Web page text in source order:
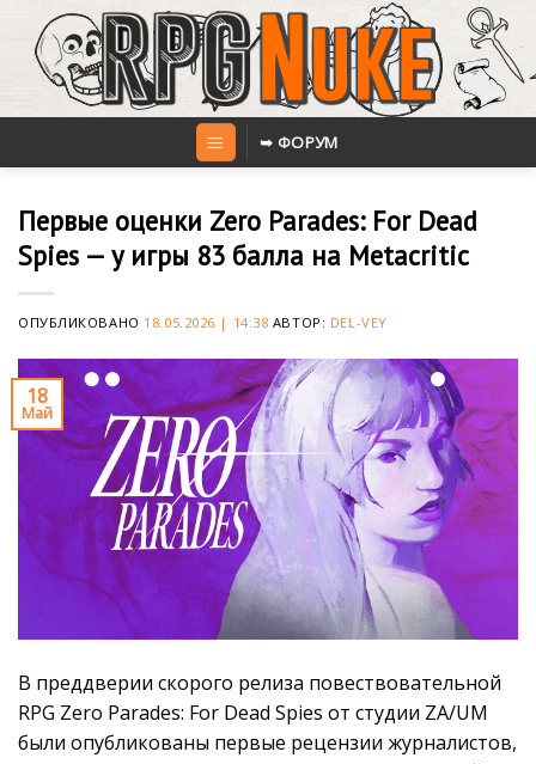
content
➥ ФОРУМ
Первые оценки Zero Parades: For Dead
Spies — у игры 83 балла на Metacritic
ОПУБЛИКОВАНО 18.05.2026 | 14:38 АВТОР: DEL-VEY
18
Май
В преддверии скорого релиза повествовательной
RPG Zero Parades: For Dead Spies от студии ZA/UM
были опубликованы первые рецензии журналистов,